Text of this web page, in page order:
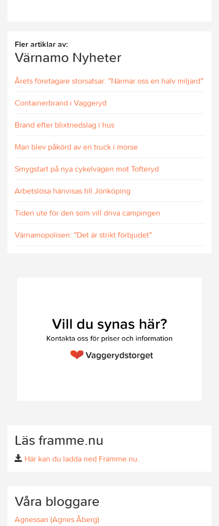
Fler artiklar av:
Värnamo Nyheter
Årets företagare storsatsar: ”Närmar oss en halv miljard”
Containerbrand i Vaggeryd
Brand efter blixtnedslag i hus
Man blev påkörd av en truck i morse
Smygstart på nya cykelvägen mot Tofteryd
Arbetslösa hänvisas till Jönköping
Tiden ute för den som vill driva campingen
Värnamopolisen: ”Det är strikt förbjudet”
Läs framme.nu
Här kan du ladda ned Framme.nu.
Våra bloggare
Agnessan (Agnes Åberg)